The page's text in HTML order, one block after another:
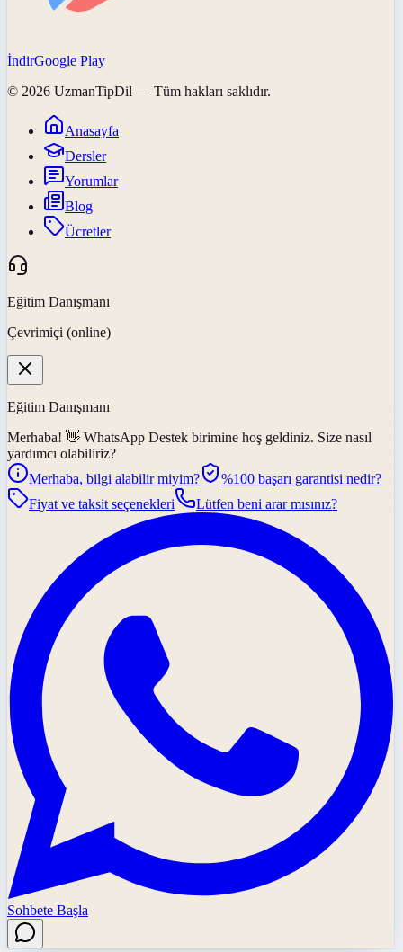
İndirGoogle Play
© 2026 UzmanTipDil — Tüm hakları saklıdır.
Anasayfa
Dersler
Yorumlar
Blog
Ücretler
Eğitim Danışmanı
Çevrimiçi (online)
Eğitim Danışmanı
Merhaba! 👋 WhatsApp Destek birimine hoş geldiniz. Size nasıl
yardımcı olabiliriz?
Merhaba, bilgi alabilir miyim?
%100 başarı garantisi nedir?
Fiyat ve taksit seçenekleri
Lütfen beni arar mısınız?
Sohbete Başla